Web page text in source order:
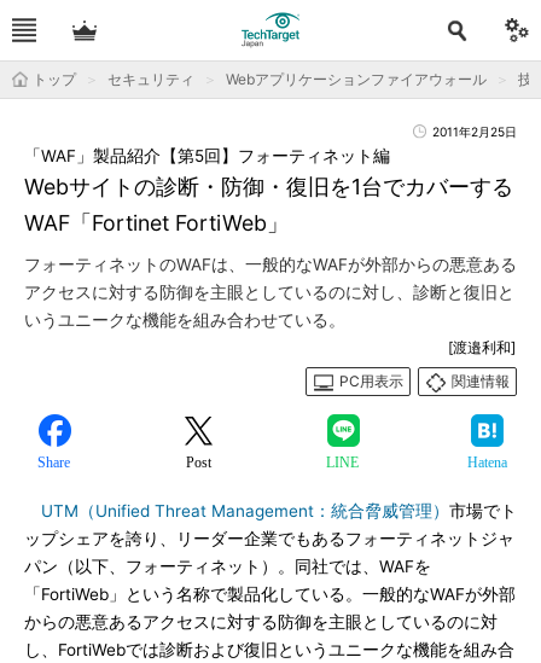
トップ セキュリティ Webアプリケーションファイアウォール 技
2011年2月25日
Webサイトの診断・防御・復旧を1台でカバーする
WAF「Fortinet FortiWeb」
「WAF」製品紹介【第5回】フォーティネット編
フォーティネットのWAFは、一般的なWAFが外部からの悪意ある
アクセスに対する防御を主眼としているのに対し、診断と復旧と
いうユニークな機能を組み合わせている。
[渡邉利和]
PC用表示
関連情報
Share Post LINE Hatena
UTM（Unified Threat Management：統合脅威管理） 市場でト
ップシェアを誇り、リーダー企業でもあるフォーティネットジャ
パン（以下、フォーティネット）。同社では、WAFを
「FortiWeb」という名称で製品化している。一般的なWAFが外部
からの悪意あるアクセスに対する防御を主眼としているのに対
し、FortiWebでは診断および復旧というユニークな機能を組み合